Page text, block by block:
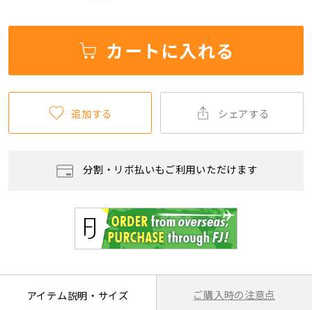
カートに入れる
追加する シェアする
分割・リボ払いもご利用いただけます
アイテム説明・サイズ ご購入時の注意点